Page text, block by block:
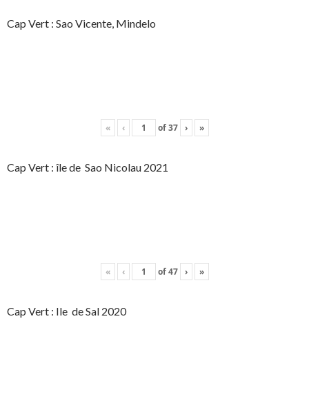
Cap Vert : Sao Vicente, Mindelo
« ‹ of37 › »
Cap Vert : île de Sao Nicolau 2021
« ‹ of47 › »
Cap Vert : Ile de Sal 2020